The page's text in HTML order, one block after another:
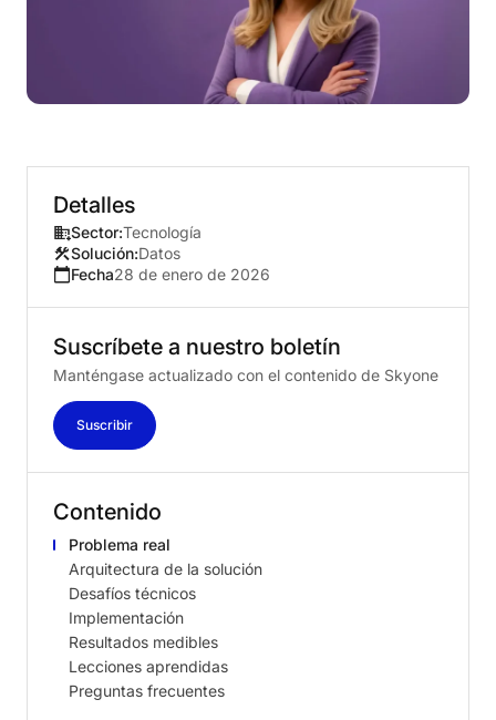
Detalles
Sector:Tecnología
Solución:Datos
Fecha28 de enero de 2026
Suscríbete a nuestro boletín
Manténgase actualizado con el contenido de Skyone
Suscribir
Contenido
Problema real
Arquitectura de la solución
Desafíos técnicos
Implementación
Resultados medibles
Lecciones aprendidas
Preguntas frecuentes